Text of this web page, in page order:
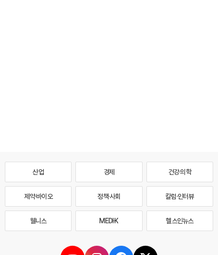
산업 경제 건강·의학
제약·바이오 정책·사회 칼럼·인터뷰
웰니스 MEDI·K 헬스인뉴스